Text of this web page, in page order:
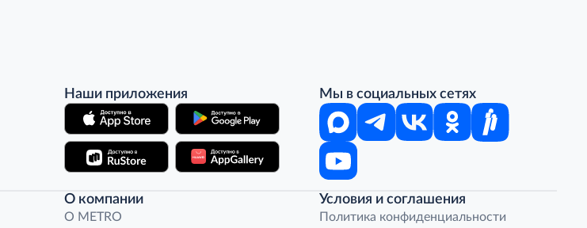
Наши приложения Мы в социальных сетях
О компании
O METRO
Условия и соглашения
Политика конфиденциальности